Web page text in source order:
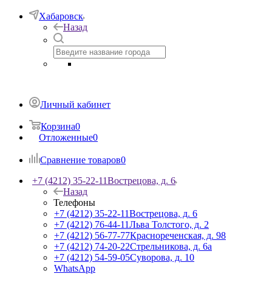
Хабаровск
Назад
Личный кабинет
Корзина0
Отложенные0
Сравнение товаров0
+7 (4212) 35-22-11Вострецова, д. 6
Назад
Телефоны
+7 (4212) 35-22-11Вострецова, д. 6
+7 (4212) 76-44-11Льва Толстого, д. 2
+7 (4212) 56-77-77Краснореченская, д. 98
+7 (4212) 74-20-22Стрельникова, д. 6а
+7 (4212) 54-59-05Суворова, д. 10
WhatsApp